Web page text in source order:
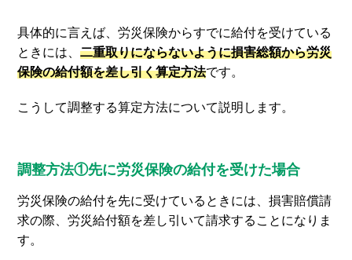
具体的に言えば、労災保険からすでに給付を受けている
ときには、二重取りにならないように損害総額から労災
保険の給付額を差し引く算定方法です。
こうして調整する算定方法について説明します。
調整方法①先に労災保険の給付を受けた場合
労災保険の給付を先に受けているときには、損害賠償請
求の際、労災給付額を差し引いて請求することになりま
す。